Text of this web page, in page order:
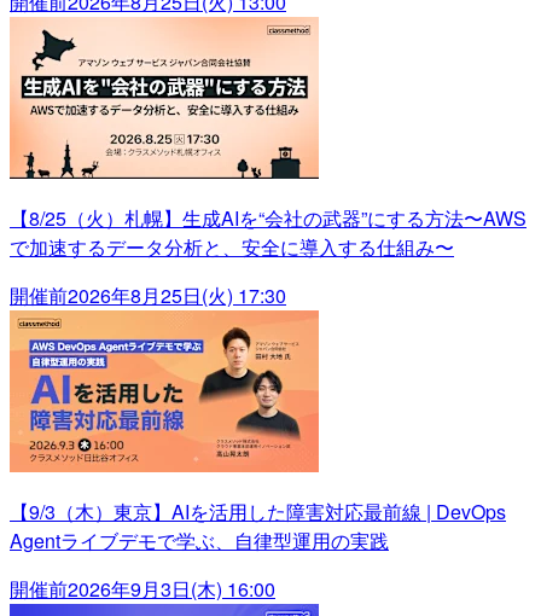
【8/25（火）札幌】生成AIを“会社の武器”にする方法〜AWS
で加速するデータ分析と、安全に導入する仕組み〜
開催前2026年8月25日(火) 17:30
【9/3（木）東京】AIを活用した障害対応最前線 | DevOps
Agentライブデモで学ぶ、自律型運用の実践
開催前2026年9月3日(木) 16:00